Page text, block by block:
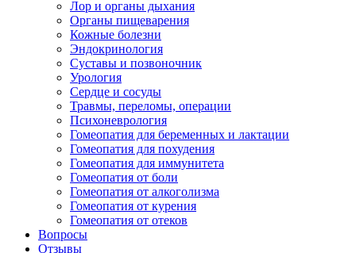
Лор и органы дыхания
Органы пищеварения
Кожные болезни
Эндокринология
Суставы и позвоночник
Урология
Сердце и сосуды
Травмы, переломы, операции
Психоневрология
Гомеопатия для беременных и лактации
Гомеопатия для похудения
Гомеопатия для иммунитета
Гомеопатия от боли
Гомеопатия от алкоголизма
Гомеопатия от курения
Гомеопатия от отеков
Вопросы
Отзывы